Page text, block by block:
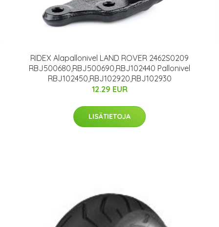
RIDEX Alapallonivel LAND ROVER 2462S0209
RBJ500680,RBJ500690,RBJ102440 Pallonivel
RBJ102450,RBJ102920,RBJ102930
12.29 EUR
LISÄTIETOJA